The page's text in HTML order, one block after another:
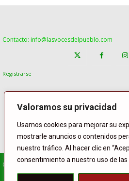
Valoramos su privacidad
Usamos cookies para mejorar su
mostrarle anuncios o contenidos
nuestro tráfico. Al hacer clic en
consentimiento a nuestro uso de las
Contacto: info@lasvocesdelpueblo.com
Registrarse
© Copyright Lasvocesdelpueblo